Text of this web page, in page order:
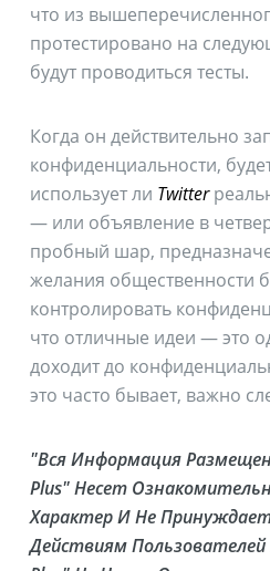
что из
протестировано на
будут проводиться тесты.
Когда он действительно
конфиденциальности,
использует ли Twitter
— или объявление в
пробный шар,
желания общественности
контролировать
что отличные идеи — это
доходит до
это часто бывает, важно
"Вся Информация
Plus" Несет
Характер И Не
Действиям Пользователей